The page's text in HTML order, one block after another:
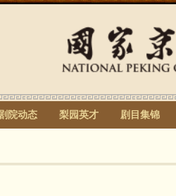
院动态 梨园英才 剧目集锦